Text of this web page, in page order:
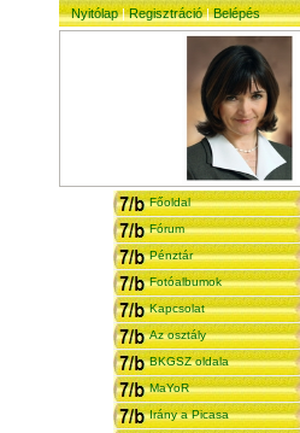
Nyitólap|Regisztráció|Belépés
Főoldal
Fórum
Pénztár
Fotóalbumok
Kapcsolat
Az osztály
BKGSZ oldala
MaYoR
Irány a Picasa